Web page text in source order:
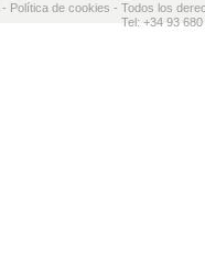
- Política de cookies - Todos los
Tel: +34 93